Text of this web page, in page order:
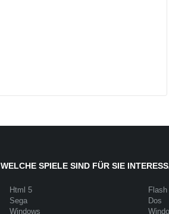
WELCHE SPIELE SIND FÜR SIE
Html 5
Flash
Sega
Dos
Windows